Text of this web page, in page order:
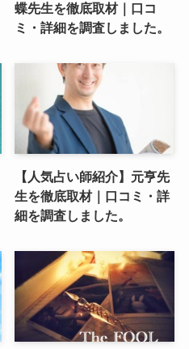
蝶先生を徹底取材｜口コ
ミ・詳細を調査しました。
【人気占い師紹介】元亨先
生を徹底取材｜口コミ・詳
細を調査しました。